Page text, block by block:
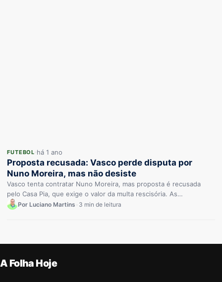
FUTEBOL há 1 ano
Proposta recusada: Vasco perde disputa por
Nuno Moreira, mas não desiste
Vasco tenta contratar Nuno Moreira, mas proposta é recusada
pelo Casa Pia, que exige o valor da multa rescisória. As…
Por Luciano Martins 3 min de leitura
A Folha Hoje